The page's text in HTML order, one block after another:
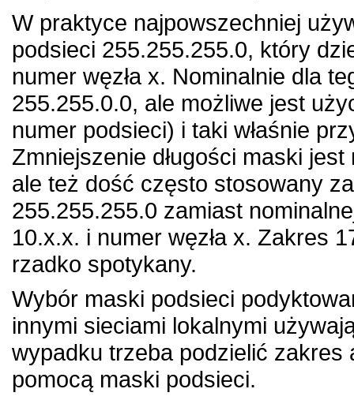
W praktyce najpowszechniej
podsieci 255.255.255.0, który
numer węzła x. Nominalnie dla
255.255.0.0, ale możliwe jest
numer podsieci) i taki właśnie
Zmniejszenie długości maski
ale też dość często stosowany
255.255.255.0 zamiast
10.x.x. i numer węzła x. Zakres
rzadko spotykany.
Wybór maski podsieci
innymi sieciami lokalnymi
wypadku trzeba podzielić zakres
pomocą maski podsieci.